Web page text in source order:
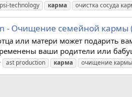
psi-technology карма очистка сосуда
- Очищение семейной кармы
или матери может подарить
ваши родители или
ast production карма очищение кармы